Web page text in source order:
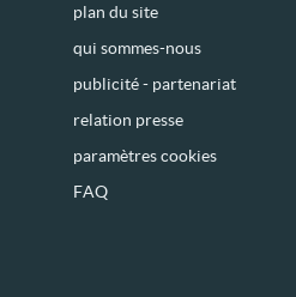
plan du site
qui sommes-nous
publicité - partenariat
relation presse
paramètres cookies
FAQ